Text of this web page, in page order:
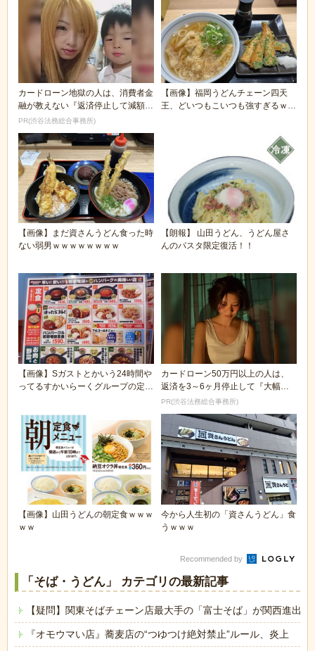
カードローン地獄の人は、消費者金
融が教えない『返済停止して減額・
免除する方法』で...
PR(渋谷法務総合事務所)
【画像】福岡うどんチェーン四天
王、どいつもこいつも強すぎるｗｗ
【画像】まだ資さんうどん食った時
ない弱男ｗｗｗｗｗｗｗｗ
【朗報】 山田うどん、うどん屋さ
んのパスタ限定復活！！
【画像】Sガストとかいう24時間や
ってるすかいらーくグループの定食
カードローン50万円以上の人は、
返済を3～6ヶ月停止して『大幅に
減額してから返済...
PR(渋谷法務総合事務所)
【画像】山田うどんの朝定食ｗｗｗ
ｗｗ
今から人生初の「資さんうどん」食
うｗｗｗ
Recommended by
「そば・うどん」 カテゴリの最新記事
【疑問】関東そばチェーン店最大手の「富士そば」が関西進出
『オモウマい店』蕎麦店の“つゆつけ絶対禁止”ルール、炎上